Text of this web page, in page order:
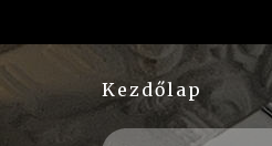
Kezdőlap